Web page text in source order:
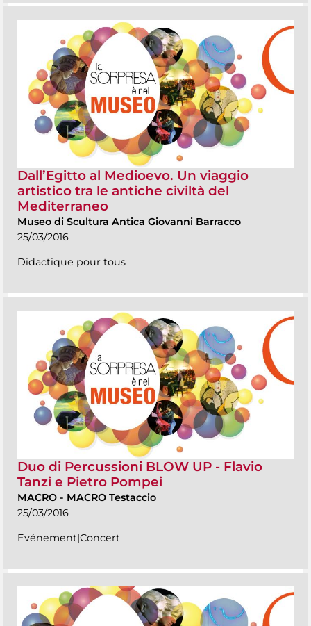
Dall’Egitto al Medioevo. Un viaggio
artistico tra le antiche civiltà del
Mediterraneo
Museo di Scultura Antica Giovanni Barracco
25/03/2016
Didactique pour tous
Duo di Percussioni BLOW UP - Flavio
Tanzi e Pietro Pompei
MACRO - MACRO Testaccio
25/03/2016
Evénement|Concert